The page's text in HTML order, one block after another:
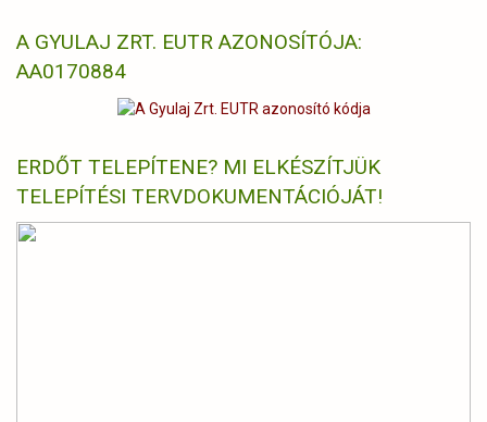
A GYULAJ ZRT. EUTR AZONOSÍTÓJA:
AA0170884
ERDŐT TELEPÍTENE? MI ELKÉSZÍTJÜK
TELEPÍTÉSI TERVDOKUMENTÁCIÓJÁT!